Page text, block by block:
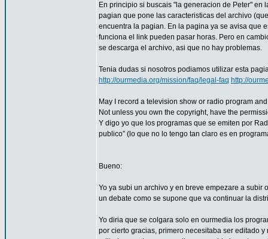
En principio si buscais "la generacion de Peter"
pagian que pone las caracteristicas del archivo
encuentra la pagian. En la pagina ya se avisa que
funciona el link pueden pasar horas. Pero en
se descarga el archivo, asi que no hay problemas.
Tenia dudas si nosotros podiamos utilizar esta
http://ourmedia.org/mission/faq/legal-faq http://
May I record a television show or radio program
Not unless you own the copyright, have the
Y digo yo que los programas que se emiten por
publico” (lo que no lo tengo tan claro es en
Bueno:
Yo ya subi un archivo y en breve empezare a
un debate como se supone que va continuar la
Yo diria que se colgara solo en ourmedia los
por cierto gracias, primero necesitaba ser editado